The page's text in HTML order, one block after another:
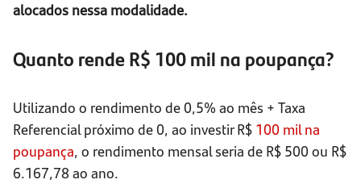
alocados nessa modalidade.
Quanto rende R$ 100 mil na poupança?
Utilizando o rendimento de 0,5% ao mês + Taxa
Referencial próximo de 0, ao investir R$ 100 mil na
poupança, o rendimento mensal seria de R$ 500 ou R$
6.167,78 ao ano.